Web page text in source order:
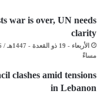
war is over, UN needs
clarity
مساءً
clashes amid tensions
in Lebanon